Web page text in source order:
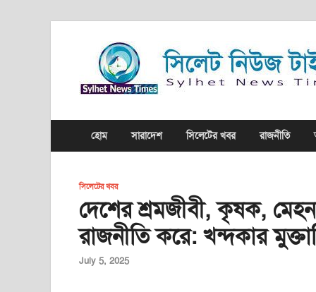
হোম সারাদেশ সিলেটের খবর রাজনীতি
সিলেটের খবর
দেশের শ্রমজীবী, কৃষক,
রাজনীতি করে: খন্দকার
July 5, 2025